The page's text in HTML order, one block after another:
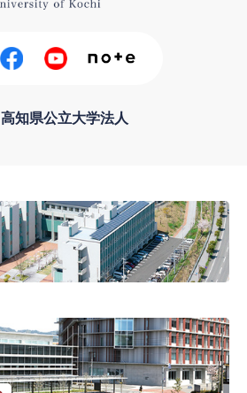
高知県公立大学法人